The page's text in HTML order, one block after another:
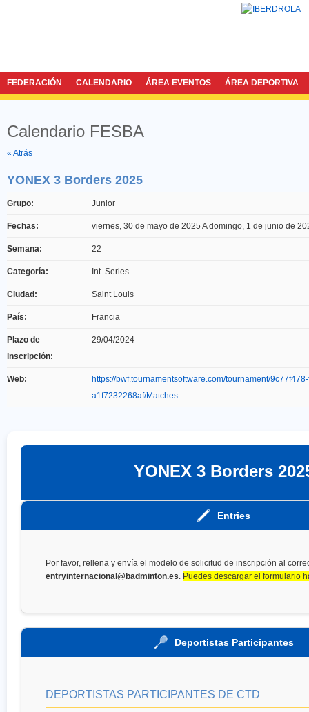
FEDERACIÓN CALENDARIO ÁREA EVENTOS ÁREA DEPORTIVA
Calendario FESBA
« Atrás
YONEX 3 Borders 2025
Grupo: Junior
Fechas: viernes, 30 de mayo de 2025 Adomingo, 1 de junio de
Semana: 22
Categoría: Int. Series
Ciudad: Saint Louis
País: Francia
Plazo de
inscripción:
29/04/2024
Web:
https://bwf.tournamentsoftware.com/tournament/
a1f7232268af/Matches
YONEX 3 Borders
Entries
Por favor, rellena y envía el modelo de solicitud de inscripción al
entryinternacional@badminton.es. Puedes descargar el formulario
Deportistas Participantes
DEPORTISTAS PARTICIPANTES DE CTD